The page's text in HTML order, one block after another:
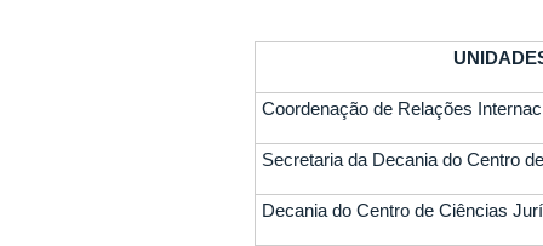
Coordenação de Relações
Secretaria da Decania do Centro
Decania do Centro de Ciências